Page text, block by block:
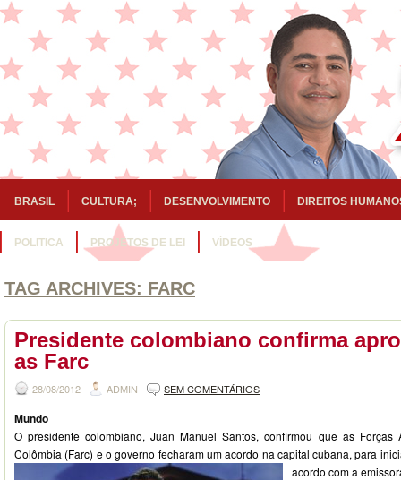
BRASIL CULTURA; DESENVOLVIMENTO DIREITOS
POLITICA PROJETOS DE LEI VÍDEOS
TAG ARCHIVES: FARC
Presidente colombiano confirma
as Farc
28/08/2012 ADMIN SEM COMENTÁRIOS
Mundo
O presidente colombiano, Juan Manuel Santos, confirmou que as Forças
Colômbia (Farc) e o governo fecharam um acordo na capital cubana, para
acordo com a